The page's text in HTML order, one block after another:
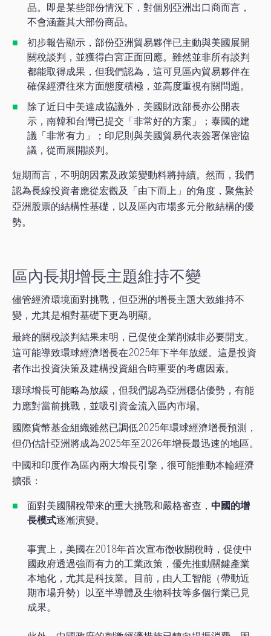
品。即是某些部份情況下，對個別亞洲出口商而言，
不會涵蓋其大部份商品。
初步報告顯示，部份亞洲貿易夥伴已主動與美國展開
關稅談判，並獲得白宮正面回應。雖然並非所有談判
都能取得成果，但我們認為，這可見區內貿易夥伴在
確保經濟往來方面態度積極，並高度重視有關問題。
除了近日中美達成協議外，美國財政部長亦公開表
示，南韓和台灣已提交「非常好的方案」；泰國的建
議「非常有力」；印尼則與美國貿易代表簽署保密協
議，從而展開談判。
短期而言，不明朗因素及政策變動料將持續。然而，我們
認為長線投資者應從宏觀及「由下而上」的角度，聚焦於
亞洲股票的結構性基礎，以及區內市場多元分散結構的優
勢。
區內長期增長主題維持不變
儘管經濟環境面對挑戰，但亞洲的增長主題大致維持不
變，尤其是相對基礎下更為明顯。
最終的關稅談判結果未明，已促使企業削減非必要開支。
這可能導致環球經濟增長在2025年下半年放緩。這是投資
者作出投資決策及建構投資組合時重要的考慮因素。
環球增長可能略為放緩，但我們認為亞洲穩佔優勢，有能
力應對當前挑戰，並吸引資金流入區內市場。
國際貨幣基金組織雖然已調低2025年環球經濟增長預測，
但仍估計亞洲將成為2025年至2026年增長最迅速的地區。
中國和印度作為區內兩大增長引擎，很可能推動本輪經濟
擴張：
面對美國關稅帶來的重大挑戰和嚴格審查， 中國的增
長模式逐漸演變。
事實上，美國在2018年首次宣布徵收關稅時，促使中
國政府透過強而有力的工業政策，優先推動關鍵產業
本地化，尤其是科技業。目前，由人工智能（帶動近
期市場升勢）以至半導體及生物科技等多個行業已見
成果。